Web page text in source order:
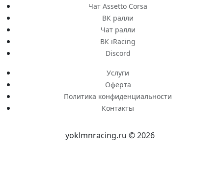
Чат Assetto Corsa
ВК ралли
Чат ралли
ВК iRacing
Discord
Услуги
Оферта
Политика конфиденциальности
Контакты
yoklmnracing.ru © 2026